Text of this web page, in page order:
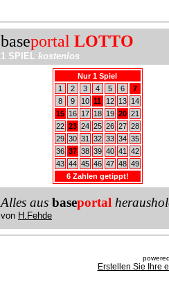
baseportal LOTTO
1 SPIEL kostenlos
Nur 1 Spiel
1
2 3 4 5 6
7
8
9 10 11 12 13
14
15
16 17 18 19 20 21
22 23 24 25 26 27 28
29 30 31 32 33 34 35
36 37 38 39 40 41
42
43 44 45 46 47 48 49
6 Zahlen getippt!
Alles aus baseportal
von H.Fehde
Erstellen Sie Ihre